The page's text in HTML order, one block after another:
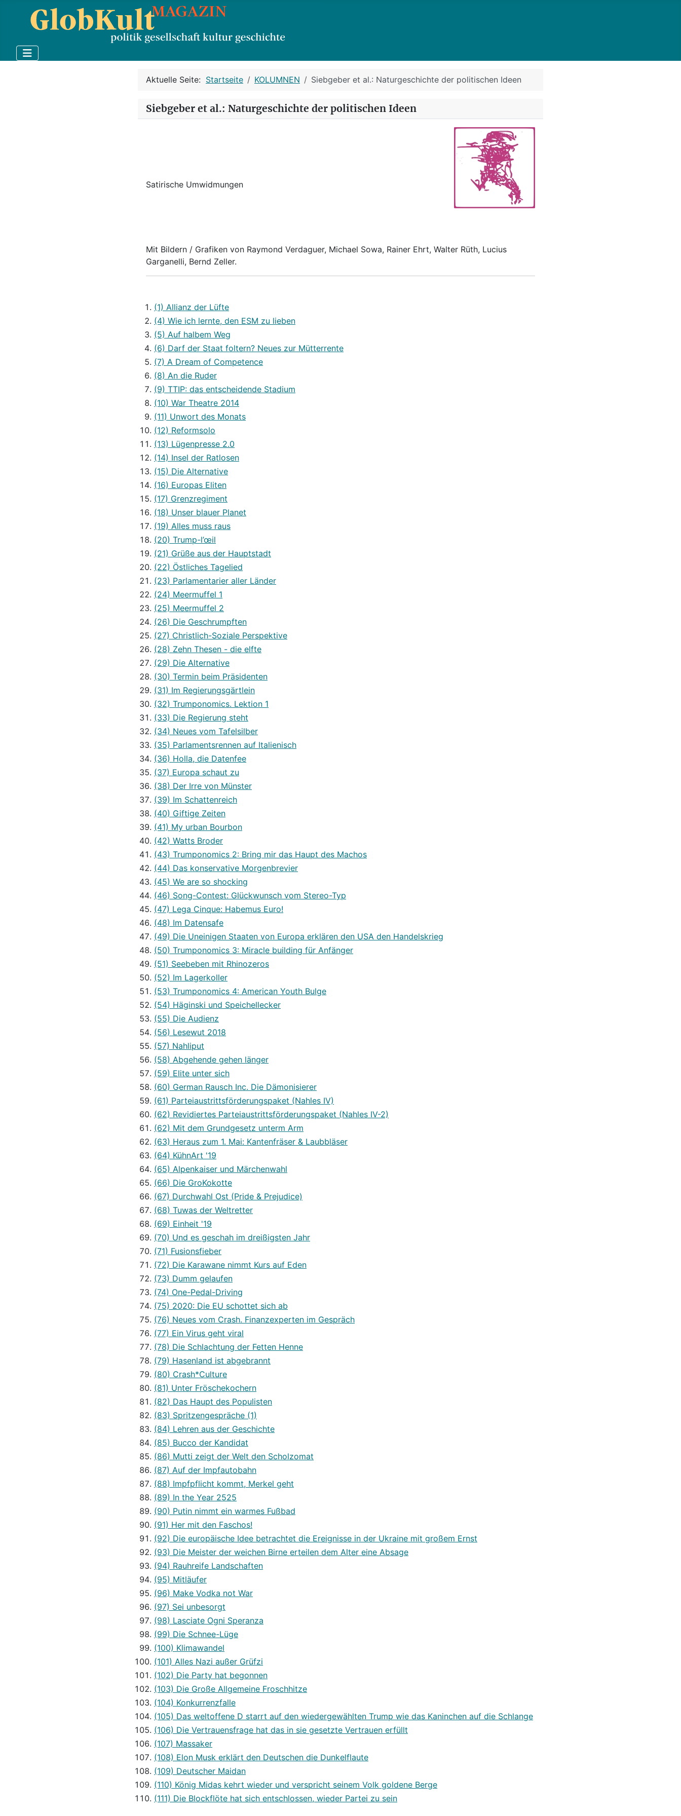
Aktuelle Seite: Startseite KOLUMNEN Siebgeber et al.: Naturgeschichte der politischen Ideen
Siebgeber et al.: Naturgeschichte der politischen Ideen
Satirische Umwidmungen
Mit Bildern / Grafiken von Raymond Verdaguer, Michael Sowa, Rainer Ehrt, Walter Rüth, Lucius
Garganelli, Bernd Zeller.
(1) Allianz der Lüfte
(4) Wie ich lernte, den ESM zu lieben
(5) Auf halbem Weg
(6) Darf der Staat foltern? Neues zur Mütterrente
(7) A Dream of Competence
(8) An die Ruder
(9) TTIP: das entscheidende Stadium
(10) War Theatre 2014
(11) Unwort des Monats
(12) Reformsolo
(13) Lügenpresse 2.0
(14) Insel der Ratlosen
(15) Die Alternative
(16) Europas Eliten
(17) Grenzregiment
(18) Unser blauer Planet
(19) Alles muss raus
(20) Trump-l’œil
(21) Grüße aus der Hauptstadt
(22) Östliches Tagelied
(23) Parlamentarier aller Länder
(24) Meermuffel 1
(25) Meermuffel 2
(26) Die Geschrumpften
(27) Christlich-Soziale Perspektive
(28) Zehn Thesen - die elfte
(29) Die Alternative
(30) Termin beim Präsidenten
(31) Im Regierungsgärtlein
(32) Trumponomics. Lektion 1
(33) Die Regierung steht
(34) Neues vom Tafelsilber
(35) Parlamentsrennen auf Italienisch
(36) Holla, die Datenfee
(37) Europa schaut zu
(38) Der Irre von Münster
(39) Im Schattenreich
(40) Giftige Zeiten
(41) My urban Bourbon
(42) Watts Broder
(43) Trumponomics 2: Bring mir das Haupt des Machos
(44) Das konservative Morgenbrevier
(45) We are so shocking
(46) Song-Contest: Glückwunsch vom Stereo-Typ
(47) Lega Cinque: Habemus Euro!
(48) Im Datensafe
(49) Die Uneinigen Staaten von Europa erklären den USA den Handelskrieg
(50) Trumponomics 3: Miracle building für Anfänger
(51) Seebeben mit Rhinozeros
(52) Im Lagerkoller
(53) Trumponomics 4: American Youth Bulge
(54) Häginski und Speichellecker
(55) Die Audienz
(56) Lesewut 2018
(57) Nahliput
(58) Abgehende gehen länger
(59) Elite unter sich
(60) German Rausch Inc. Die Dämonisierer
(61) Parteiaustrittsförderungspaket (Nahles IV)
(62) Revidiertes Parteiaustrittsförderungspaket (Nahles IV-2)
(62) Mit dem Grundgesetz unterm Arm
(63) Heraus zum 1. Mai: Kantenfräser & Laubbläser
(64) KühnArt '19
(65) Alpenkaiser und Märchenwahl
(66) Die GroKokotte
(67) Durchwahl Ost (Pride & Prejudice)
(68) Tuwas der Weltretter
(69) Einheit '19
(70) Und es geschah im dreißigsten Jahr
(71) Fusionsfieber
(72) Die Karawane nimmt Kurs auf Eden
(73) Dumm gelaufen
(74) One-Pedal-Driving
(75) 2020: Die EU schottet sich ab
(76) Neues vom Crash. Finanzexperten im Gespräch
(77) Ein Virus geht viral
(78) Die Schlachtung der Fetten Henne
(79) Hasenland ist abgebrannt
(80) Crash*Culture
(81) Unter Fröschekochern
(82) Das Haupt des Populisten
(83) Spritzengespräche (1)
(84) Lehren aus der Geschichte
(85) Bucco der Kandidat
(86) Mutti zeigt der Welt den Scholzomat
(87) Auf der Impfautobahn
(88) Impfpflicht kommt, Merkel geht
(89) In the Year 2525
(90) Putin nimmt ein warmes Fußbad
(91) Her mit den Faschos!
(92) Die europäische Idee betrachtet die Ereignisse in der Ukraine mit großem Ernst
(93) Die Meister der weichen Birne erteilen dem Alter eine Absage
(94) Rauhreife Landschaften
(95) Mitläufer
(96) Make Vodka not War
(97) Sei unbesorgt
(98) Lasciate Ogni Speranza
(99) Die Schnee-Lüge
(100) Klimawandel
(101) Alles Nazi außer Grüfzi
(102) Die Party hat begonnen
(103) Die Große Allgemeine Froschhitze
(104) Konkurrenzfalle
(105) Das weltoffene D starrt auf den wiedergewählten Trump wie das Kaninchen auf die Schlange
(106) Die Vertrauensfrage hat das in sie gesetzte Vertrauen erfüllt
(107) Massaker
(108) Elon Musk erklärt den Deutschen die Dunkelflaute
(109) Deutscher Maidan
(110) König Midas kehrt wieder und verspricht seinem Volk goldene Berge
(111) Die Blockflöte hat sich entschlossen, wieder Partei zu sein